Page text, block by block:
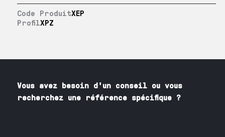
Code ProduitXEP
ProfilXPZ
Vous avez besoin d'un conseil ou vous
recherchez une référence spécifique ?